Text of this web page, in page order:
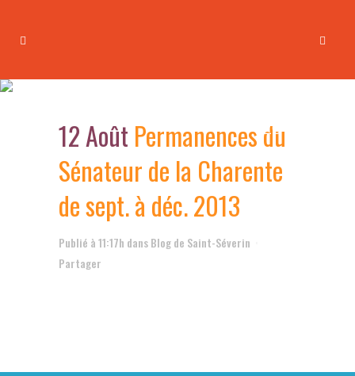
2013
12 Août Permanences du
Sénateur de la Charente
de sept. à déc. 2013
Publié à 11:17h dansBlog de Saint-Séverin
Partager